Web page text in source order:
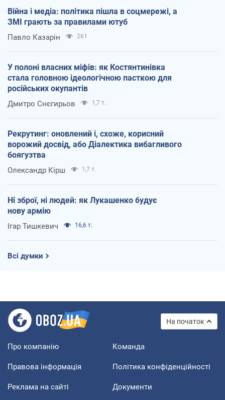
Війна і медіа: політика пішла в соцмережі, а
ЗМІ грають за правилами ютуб
Павло Казарін 261
У полоні власних міфів: як Костянтинівка
стала головною ідеологічною пасткою для
російських окупантів
Дмитро Снєгирьов 1,7 т.
Рекрутинг: оновлений і, схоже, корисний
ворожий досвід, або Діалектика вибагливого
боягузтва
Олександр Кірш 1,7 т.
Ні зброї, ні людей: як Лукашенко будує
нову армію
Ігар Тишкевич 16,6 т.
Всі думки
На початок
Про компанію Команда
Правова інформація Політика конфіденційності
Реклама на сайті Документи